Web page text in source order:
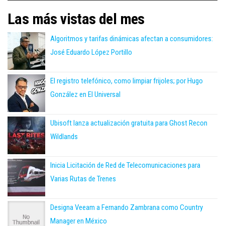
Las más vistas del mes
Algoritmos y tarifas dinámicas afectan a consumidores:
José Eduardo López Portillo
El registro telefónico, como limpiar frijoles; por Hugo
González en El Universal
Ubisoft lanza actualización gratuita para Ghost Recon
Wildlands
Inicia Licitación de Red de Telecomunicaciones para
Varias Rutas de Trenes
Designa Veeam a Fernando Zambrana como Country
Manager en México